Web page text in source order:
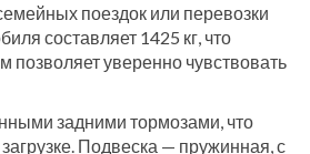
поездок или перевозки
составляет 1425 кг, что
позволяет уверенно чувствовать
задними тормозами, что
Подвеска — пружинная, с